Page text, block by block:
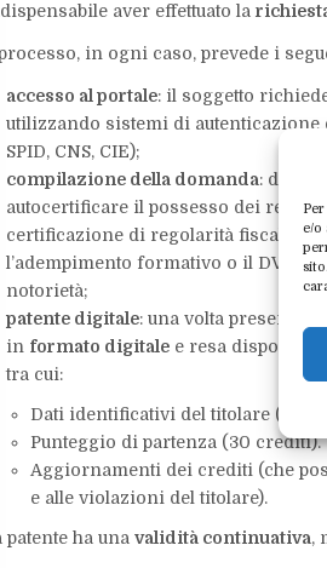
e/o
aver effettuato la
in ogni caso, prevede i
accesso al portale: il soggetto
utilizzando sistemi di autenticazione
SPID, CNS, CIE);
compilazione della domanda:
autocertificare il possesso dei
certificazione di regolarità fiscale)
l’adempimento formativo o il DVR)
notorietà;
patente digitale: una volta presentata
in formato digitale e resa
tra cui:
Dati identificativi del titolare
Punteggio di partenza (30 crediti).
Aggiornamenti dei crediti (che
e alle violazioni del titolare).
patente ha unavalidità continuativa,